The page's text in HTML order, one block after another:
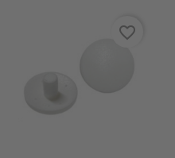
favorite_border